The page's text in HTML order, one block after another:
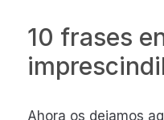
10 frases
Ahora os dejamos